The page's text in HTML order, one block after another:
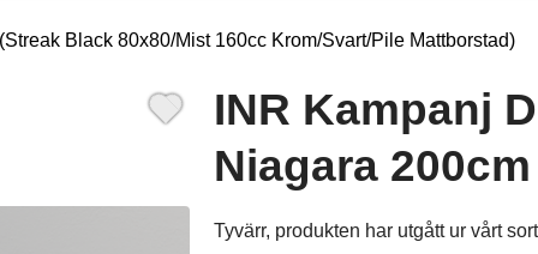
Black 80x80/Mist 160cc Krom/Svart/Pile Mattborstad)
INR Kampanj
Niagara 200cm
Tyvärr, produkten har utgått ur vårt